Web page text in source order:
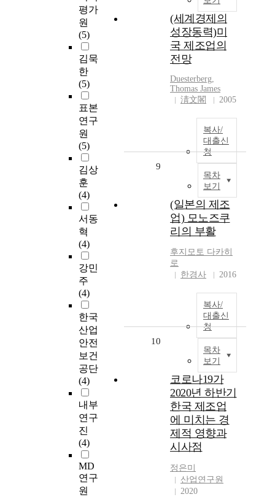
평가
원
(5)
김묵
한
(5)
표본
연구
원
(5)
김상
훈
(4)
서동
혁
(4)
강민
주
(4)
한국
산업
안전
보건
공단
(4)
내부
연구
진
(4)
MD
연구
원
(세계경제의
성장동력)미
국 제조업의
전망
Duesterberg,
Thomas James
淸文閣
2005
복사/
대출신
청
목차
보기
9
(일본의 제조
업) 모노즈쿠
리의 부활
후지모토 다카히
로
한경사
2016
복사/
대출신
청
목차
보기
10
코로나19가
2020년 하반기
한국 제조업
에 미치는 경
제적 영향과
시사점
정은미
산업연구원
2020